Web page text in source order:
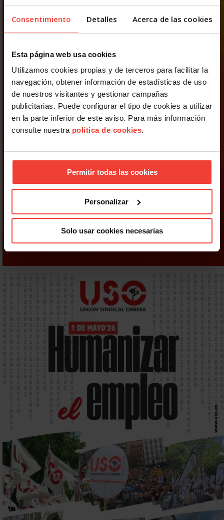
Consentimiento Detalles Acerca de las cookies
Esta página web usa cookies
Utilizamos cookies propias y de terceros para facilitar la
navegación, obtener información de estadísticas de uso
de nuestros visitantes y gestionar campañas
publicitarias. Puede configurar el tipo de cookies a utilizar
en la parte inferior de este aviso. Para más información
consulte nuestra política de cookies.
Permitir todas las cookies
Personalizar
Solo usar cookies necesarias